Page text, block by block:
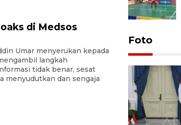
di Medsos
Umar menyerukan kepada
langkah
tidak benar, sesat
menyudutkan dan sengaja
Foto